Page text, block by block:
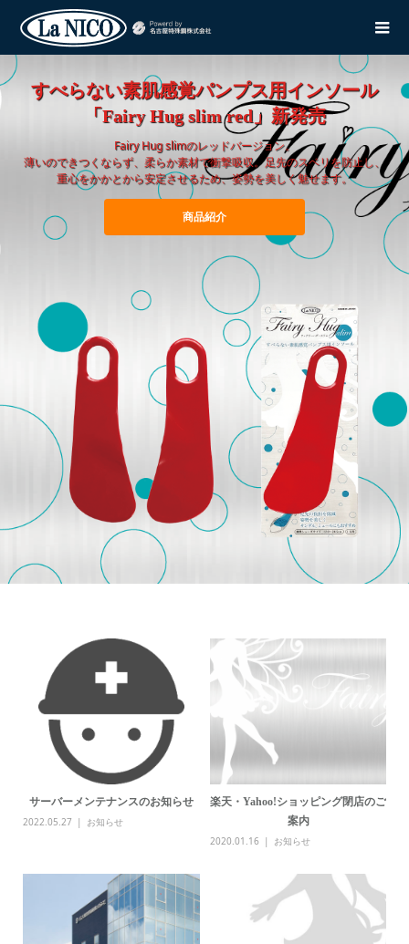
すべらない素肌感覚パンプス用インソール
「Fairy Hug slim red」新発売
Fairy Hug slimのレッドバージョン。
薄いのできつくならず、柔らか素材で衝撃吸収。足先のスベリを防止し、
重心をかかとから安定させるため、姿勢を美しく魅せます。
商品紹介
サーバーメンテナンスのお知らせ
2022.05.27
お知らせ
楽天・Yahoo!ショッピング閉店のご
案内
2020.01.16
お知らせ